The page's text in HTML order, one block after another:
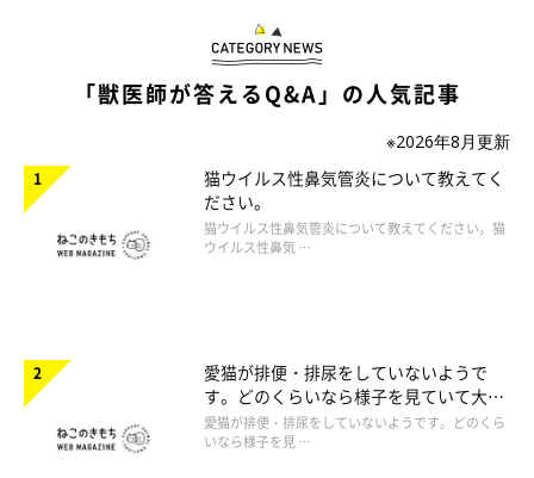
「獣医師が答えるQ&A」の人気記事
※2026年8月更新
猫ウイルス性鼻気管炎について教えてく
ださい。
猫ウイルス性鼻気管炎について教えてください。猫
ウイルス性鼻気 …
愛猫が排便・排尿をしていないようで
す。どのくらいなら様子を見ていて大丈
夫ですか。
愛猫が排便・排尿をしていないようです。どのくら
いなら様子を見 …